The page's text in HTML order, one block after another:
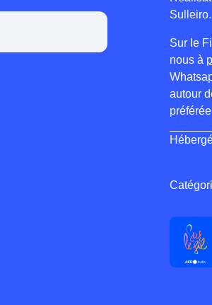
Sulleiro.
Sur le
nous à
autour